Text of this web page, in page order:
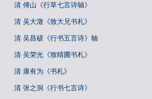
清 傅山《行草七言诗轴》
清 吴大澂《致大兄书札》
清 吴昌硕《行书五言诗》轴
清 吴荣光《致晴圃书札》
清 康有为《书札》
清 张之洞《行书七言诗》